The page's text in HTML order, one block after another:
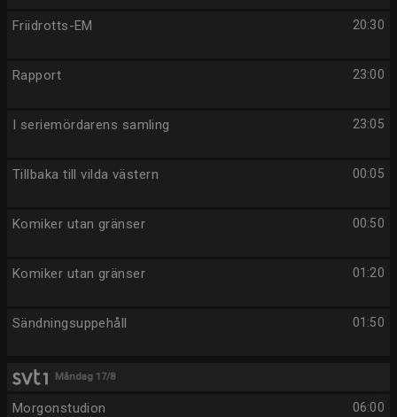
20:30
Friidrotts-EM
23:00
Rapport
23:05
I seriemördarens samling
00:05
Tillbaka till vilda västern
00:50
Komiker utan gränser
01:20
Komiker utan gränser
01:50
Sändningsuppehåll
Måndag 17/8
06:00
Morgonstudion